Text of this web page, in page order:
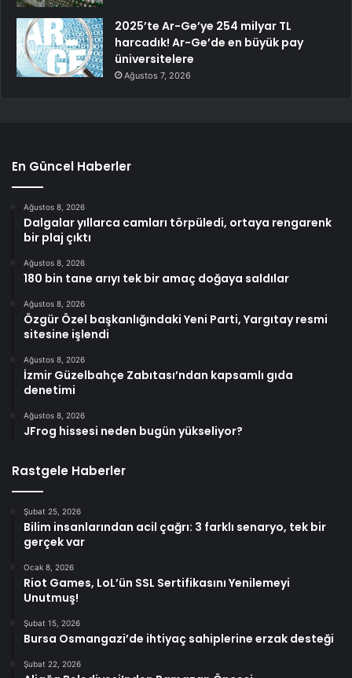
2025’te Ar-Ge’ye 254 milyar TL
harcadık! Ar-Ge’de en büyük pay
üniversitelere
Ağustos 7, 2026
En Güncel Haberler
Ağustos 8, 2026
Dalgalar yıllarca camları törpüledi, ortaya rengarenk
bir plaj çıktı
Ağustos 8, 2026
180 bin tane arıyı tek bir amaç doğaya saldılar
Ağustos 8, 2026
Özgür Özel başkanlığındaki Yeni Parti, Yargıtay resmi
sitesine işlendi
Ağustos 8, 2026
İzmir Güzelbahçe Zabıtası’ndan kapsamlı gıda
denetimi
Ağustos 8, 2026
JFrog hissesi neden bugün yükseliyor?
Rastgele Haberler
Şubat 25, 2026
Bilim insanlarından acil çağrı: 3 farklı senaryo, tek bir
gerçek var
Ocak 8, 2026
Riot Games, LoL’ün SSL Sertifikasını Yenilemeyi
Unutmuş!
Şubat 15, 2026
Bursa Osmangazi’de ihtiyaç sahiplerine erzak desteği
Şubat 22, 2026